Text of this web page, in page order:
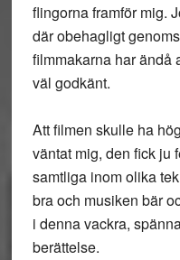
flingorna framför mig.
där obehagligt
filmmakarna har ändå
väl godkänt.
Att filmen skulle ha
väntat mig, den fick ju
samtliga inom olika
bra och musiken bär
i denna vackra,
berättelse.